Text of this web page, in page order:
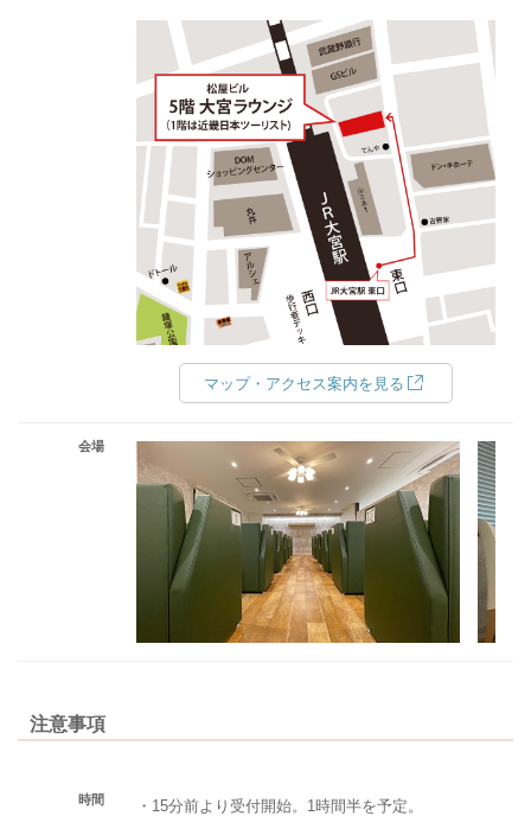
マップ・アクセス案内を見る
会場
注意事項
時間
・15分前より受付開始。1時間半を予定。